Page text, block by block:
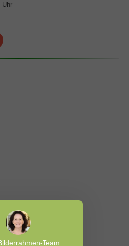
Uhr
Team